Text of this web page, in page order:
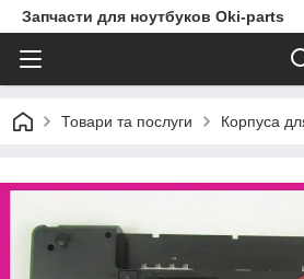
Запчасти для ноутбуков Oki-parts
Товари та послуги Корпуса